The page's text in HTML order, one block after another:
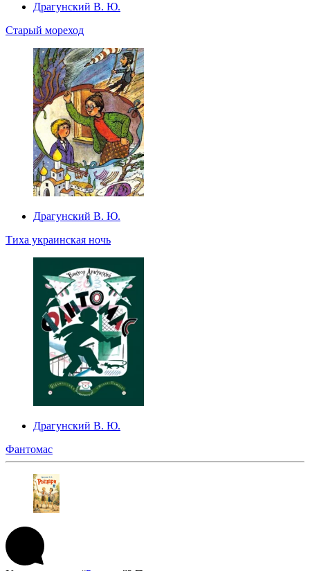
Драгунский В. Ю.
Старый мореход
Драгунский В. Ю.
Тиха украинская ночь
Драгунский В. Ю.
Фантомас